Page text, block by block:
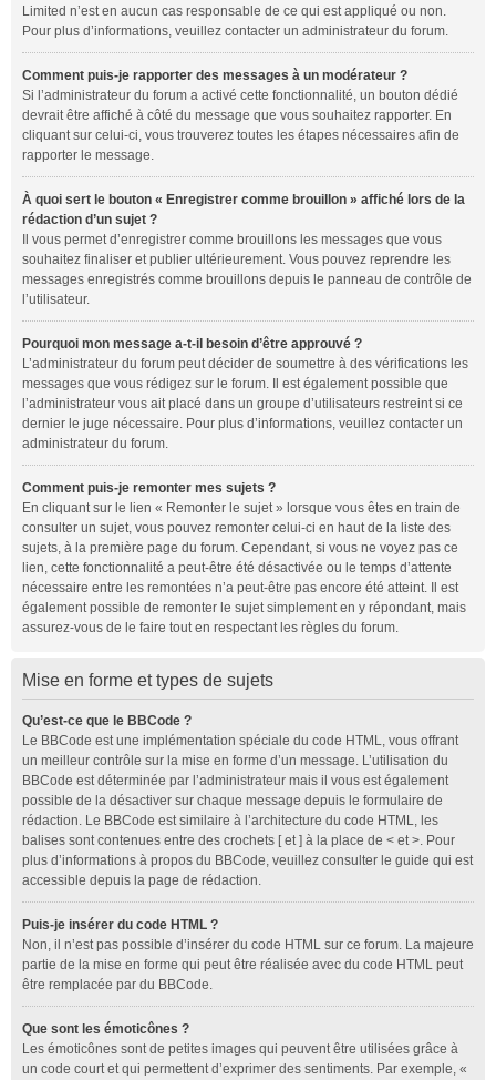
Limited n’est en aucun cas responsable de ce qui est appliqué ou non.
Pour plus d’informations, veuillez contacter un administrateur du forum.
Comment puis-je rapporter des messages à un modérateur ?
Si l’administrateur du forum a activé cette fonctionnalité, un bouton dédié
devrait être affiché à côté du message que vous souhaitez rapporter. En
cliquant sur celui-ci, vous trouverez toutes les étapes nécessaires afin de
rapporter le message.
À quoi sert le bouton « Enregistrer comme brouillon » affiché lors de la
rédaction d’un sujet ?
Il vous permet d’enregistrer comme brouillons les messages que vous
souhaitez finaliser et publier ultérieurement. Vous pouvez reprendre les
messages enregistrés comme brouillons depuis le panneau de contrôle de
l’utilisateur.
Pourquoi mon message a-t-il besoin d’être approuvé ?
L’administrateur du forum peut décider de soumettre à des vérifications les
messages que vous rédigez sur le forum. Il est également possible que
l’administrateur vous ait placé dans un groupe d’utilisateurs restreint si ce
dernier le juge nécessaire. Pour plus d’informations, veuillez contacter un
administrateur du forum.
Comment puis-je remonter mes sujets ?
En cliquant sur le lien « Remonter le sujet » lorsque vous êtes en train de
consulter un sujet, vous pouvez remonter celui-ci en haut de la liste des
sujets, à la première page du forum. Cependant, si vous ne voyez pas ce
lien, cette fonctionnalité a peut-être été désactivée ou le temps d’attente
nécessaire entre les remontées n’a peut-être pas encore été atteint. Il est
également possible de remonter le sujet simplement en y répondant, mais
assurez-vous de le faire tout en respectant les règles du forum.
Mise en forme et types de sujets
Qu’est-ce que le BBCode ?
Le BBCode est une implémentation spéciale du code HTML, vous offrant
un meilleur contrôle sur la mise en forme d’un message. L’utilisation du
BBCode est déterminée par l’administrateur mais il vous est également
possible de la désactiver sur chaque message depuis le formulaire de
rédaction. Le BBCode est similaire à l’architecture du code HTML, les
balises sont contenues entre des crochets [ et ] à la place de < et >. Pour
plus d’informations à propos du BBCode, veuillez consulter le guide qui est
accessible depuis la page de rédaction.
Puis-je insérer du code HTML ?
Non, il n’est pas possible d’insérer du code HTML sur ce forum. La majeure
partie de la mise en forme qui peut être réalisée avec du code HTML peut
être remplacée par du BBCode.
Que sont les émoticônes ?
Les émoticônes sont de petites images qui peuvent être utilisées grâce à
un code court et qui permettent d’exprimer des sentiments. Par exemple, «